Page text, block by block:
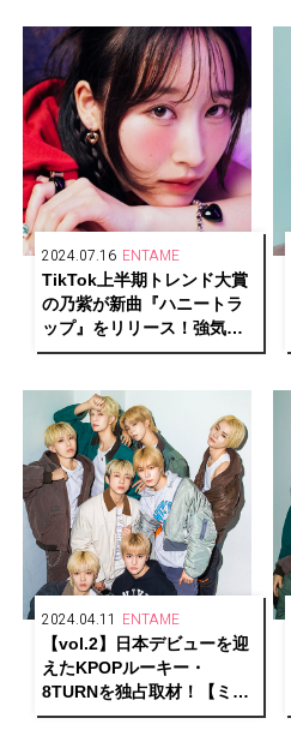
2024.07.16 ENTAME
TikTok上半期トレンド大賞
の乃紫が新曲『ハニートラ
ップ』をリリース！強気な
女の子を描く彼女の根源と
2024.04.11 ENTAME
【vol.2】日本デビューを迎
えたKPOPルーキー・
8TURNを独占取材！【ミョ
ンホ、ユンソン、ユンギ